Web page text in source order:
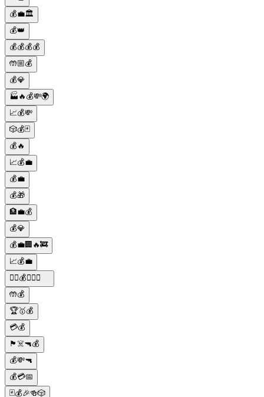
💰💼🏛️
💰👑
💰💰💰💰
🤲🏼💰
💰💎
🏭🔥💰💸🌍
📈💰💸
🎲💰🃏
💰🔥
📈💰💼
💰💼
💰🎁
🏦💼💰
💰💎
💰💼🏢🔥🚒
📈💰💼
🕵️‍♂️💰💼🔫👑
🤲💰
🏆🥇💰
💳💰
🏴‍☠️🔫💰
💰💸🔫
💰💳📅
🃏💰🎉🍻🎲